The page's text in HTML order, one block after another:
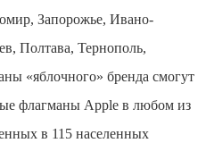
Запорожье, Ивано-
Полтава, Тернополь,
«яблочного» бренда смогут
флагманы Apple в любом из
в 115 населенных